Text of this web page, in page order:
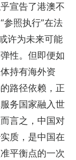
宣告了港澳不
参照执行”在法
许为未来可能
性。但即便如
持有海外资
路径依赖，正
务国家融入世
言之，中国对
质，是中国在
平衡点的一次